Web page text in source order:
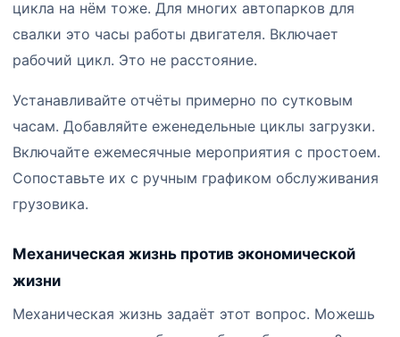
цикла на нём тоже. Для многих автопарков для
свалки это часы работы двигателя. Включает
рабочий цикл. Это не расстояние.
Устанавливайте отчёты примерно по сутковым
часам. Добавляйте еженедельные циклы загрузки.
Включайте ежемесячные мероприятия с простоем.
Сопоставьте их с ручным графиком обслуживания
грузовика.
Механическая жизнь против экономической
жизни
Механическая жизнь задаёт этот вопрос. Можешь